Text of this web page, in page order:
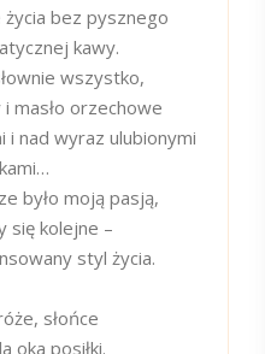
bez pysznego
kawy.
wszystko,
masło orzechowe
i nad wyraz ulubionymi
było moją pasją,
się kolejne –
styl życia.
słońce
oka posiłki.